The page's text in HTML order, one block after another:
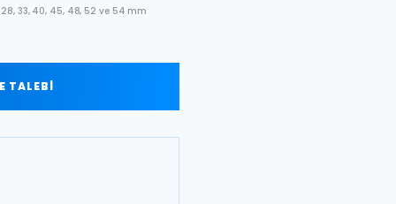
33, 40, 45, 48, 52 ve 54 mm
TALEBİ